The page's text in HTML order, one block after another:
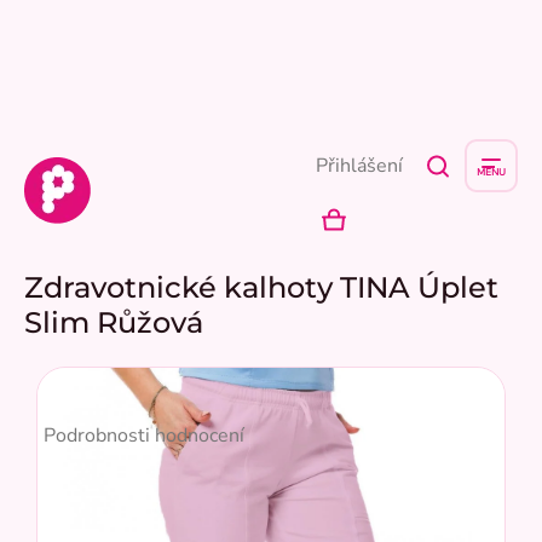
Přihlášení
NÁKUPNÍ
Zdravotnické kalhoty TINA Úplet
Slim Růžová
Průměrné
hodnocení
Podrobnosti hodnocení